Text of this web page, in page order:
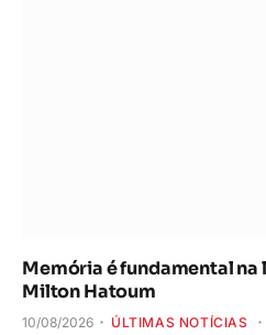
Memória é fundamental
Milton Hatoum
10/08/2026 ÚLTIMAS NOTÍCIAS